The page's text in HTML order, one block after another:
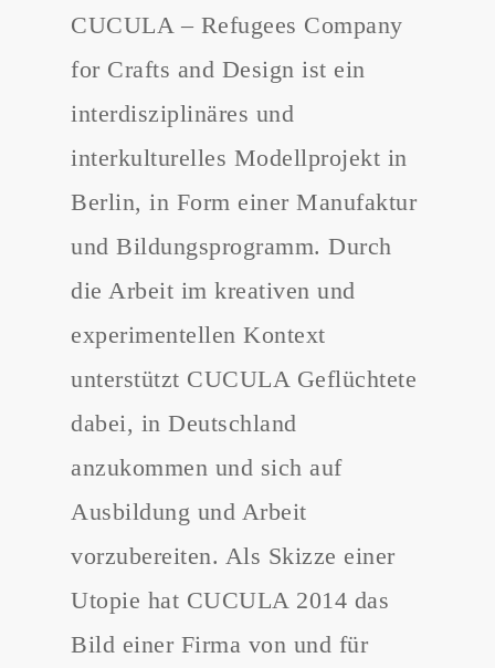
CUCULA – Refugees Company
for Crafts and Design ist ein
interdisziplinäres und
interkulturelles Modellprojekt in
Berlin, in Form einer Manufaktur
und Bildungsprogramm. Durch
die Arbeit im kreativen und
experimentellen Kontext
unterstützt CUCULA Geflüchtete
dabei, in Deutschland
anzukommen und sich auf
Ausbildung und Arbeit
vorzubereiten. Als Skizze einer
Utopie hat CUCULA 2014 das
Bild einer Firma von und für